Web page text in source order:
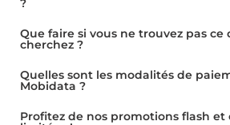
?
Que faire si vous ne trouvez pas ce
cherchez ?
Quelles sont les modalités de
Mobidata ?
Profitez de nos promotions flash et